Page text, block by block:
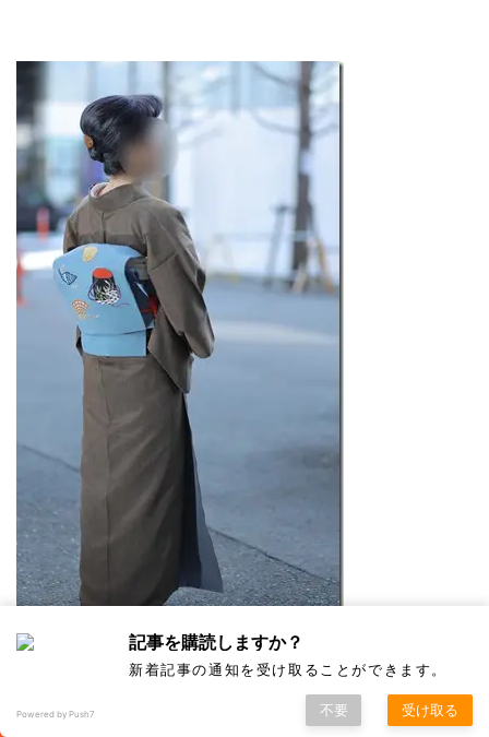
そもそもブルー系と茶系は補色＊の関係にありま
記事を購読しますか？
新着記事の通知を受け取ることができます。
Powered by Push7 不要 受け取る